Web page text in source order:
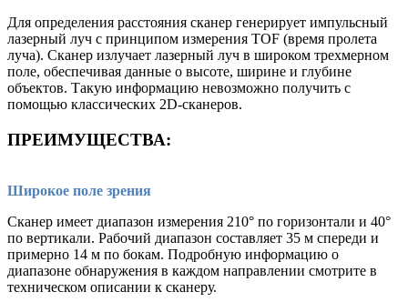
Для определения расстояния сканер генерирует импульсный
лазерный луч с принципом измерения TOF (время пролета
луча). Сканер излучает лазерный луч в широком трехмерном
поле, обеспечивая данные о высоте, ширине и глубине
объектов. Такую информацию невозможно получить с
помощью классических 2D-сканеров.
ПРЕИМУЩЕСТВА:
Широкое поле зрения
Сканер имеет диапазон измерения 210° по горизонтали и 40°
по вертикали. Рабочий диапазон составляет 35 м спереди и
примерно 14 м по бокам. Подробную информацию о
диапазоне обнаружения в каждом направлении смотрите в
техническом описании к сканеру.